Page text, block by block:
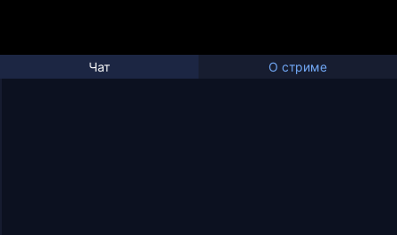
Чат О стриме